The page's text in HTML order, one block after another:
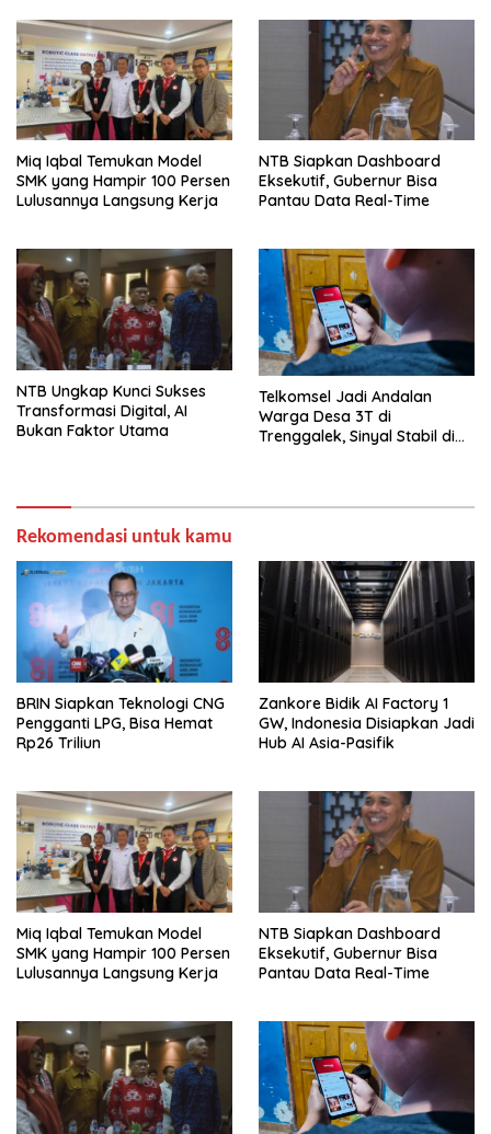
Miq Iqbal Temukan Model
SMK yang Hampir 100 Persen
Lulusannya Langsung Kerja
NTB Siapkan Dashboard
Eksekutif, Gubernur Bisa
Pantau Data Real-Time
NTB Ungkap Kunci Sukses
Transformasi Digital, AI
Bukan Faktor Utama
Telkomsel Jadi Andalan
Warga Desa 3T di
Trenggalek, Sinyal Stabil di
Rekomendasi untuk kamu
BRIN Siapkan Teknologi CNG
Pengganti LPG, Bisa Hemat
Rp26 Triliun
Zankore Bidik AI Factory 1
GW, Indonesia Disiapkan Jadi
Hub AI Asia-Pasifik
Miq Iqbal Temukan Model
SMK yang Hampir 100 Persen
Lulusannya Langsung Kerja
NTB Siapkan Dashboard
Eksekutif, Gubernur Bisa
Pantau Data Real-Time